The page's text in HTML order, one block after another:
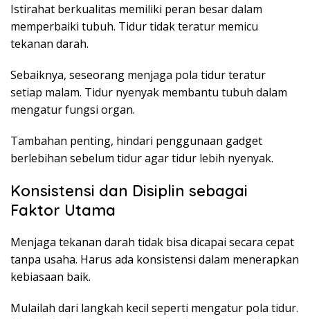
Istirahat berkualitas memiliki peran besar dalam
memperbaiki tubuh. Tidur tidak teratur memicu
tekanan darah.
Sebaiknya, seseorang menjaga pola tidur teratur
setiap malam. Tidur nyenyak membantu tubuh dalam
mengatur fungsi organ.
Tambahan penting, hindari penggunaan gadget
berlebihan sebelum tidur agar tidur lebih nyenyak.
Konsistensi dan Disiplin sebagai
Faktor Utama
Menjaga tekanan darah tidak bisa dicapai secara cepat
tanpa usaha. Harus ada konsistensi dalam menerapkan
kebiasaan baik.
Mulailah dari langkah kecil seperti mengatur pola tidur.